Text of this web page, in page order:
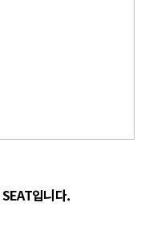
입니다.